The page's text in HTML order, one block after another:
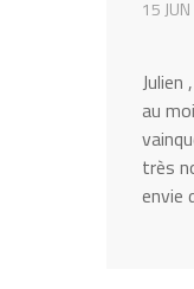
15
Julien
au
très
envie